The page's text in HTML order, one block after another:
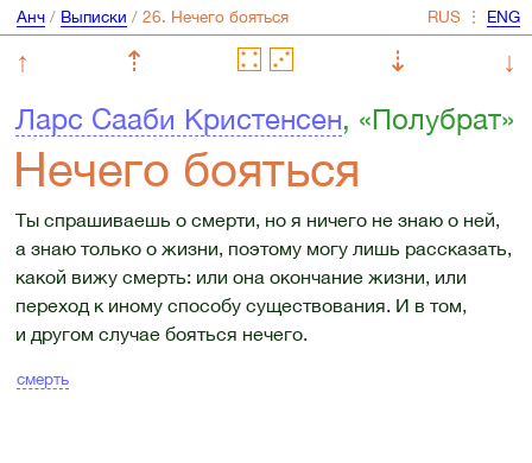
Анч/ Выписки / ⋮
↑ ⇡ ⇣
↓
Ларс Сааби Кристенсен, «Полубрат»
Нечего бояться
Ты спрашиваешь о смерти, но я ничего не знаю о ней,
а знаю только о жизни, поэтому могу лишь рассказать,
какой вижу смерть: или она окончание жизни, или
переход к иному способу существования. И в том,
и другом случае бояться нечего.
смерть